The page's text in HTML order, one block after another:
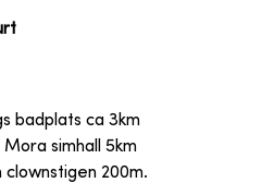
badplats ca 3km
Mora simhall 5km
clownstigen 200m.